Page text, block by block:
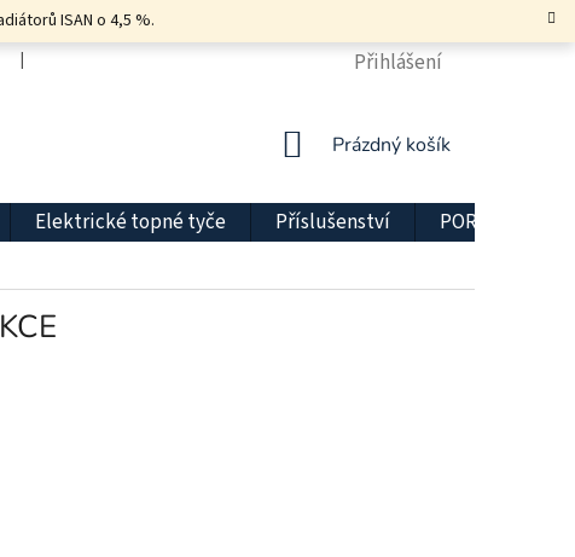
ISAN o 4,5 %.
DOPRAVA A PLATBA DŮLEŽITÉ
Přihlášení
NÁKUPNÍ
Prázdný košík
Elektrické topné tyče Příslušenství PORADNA